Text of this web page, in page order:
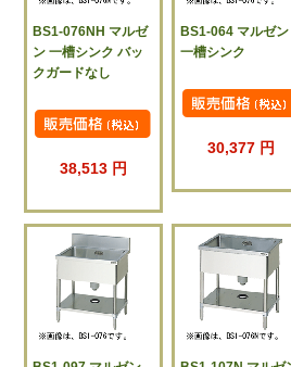
BS1-076NH マルゼ
ン 一槽シンク バッ
クガードなし
38,513 円
BS1-064 マルゼン
一槽シンク
30,377 円